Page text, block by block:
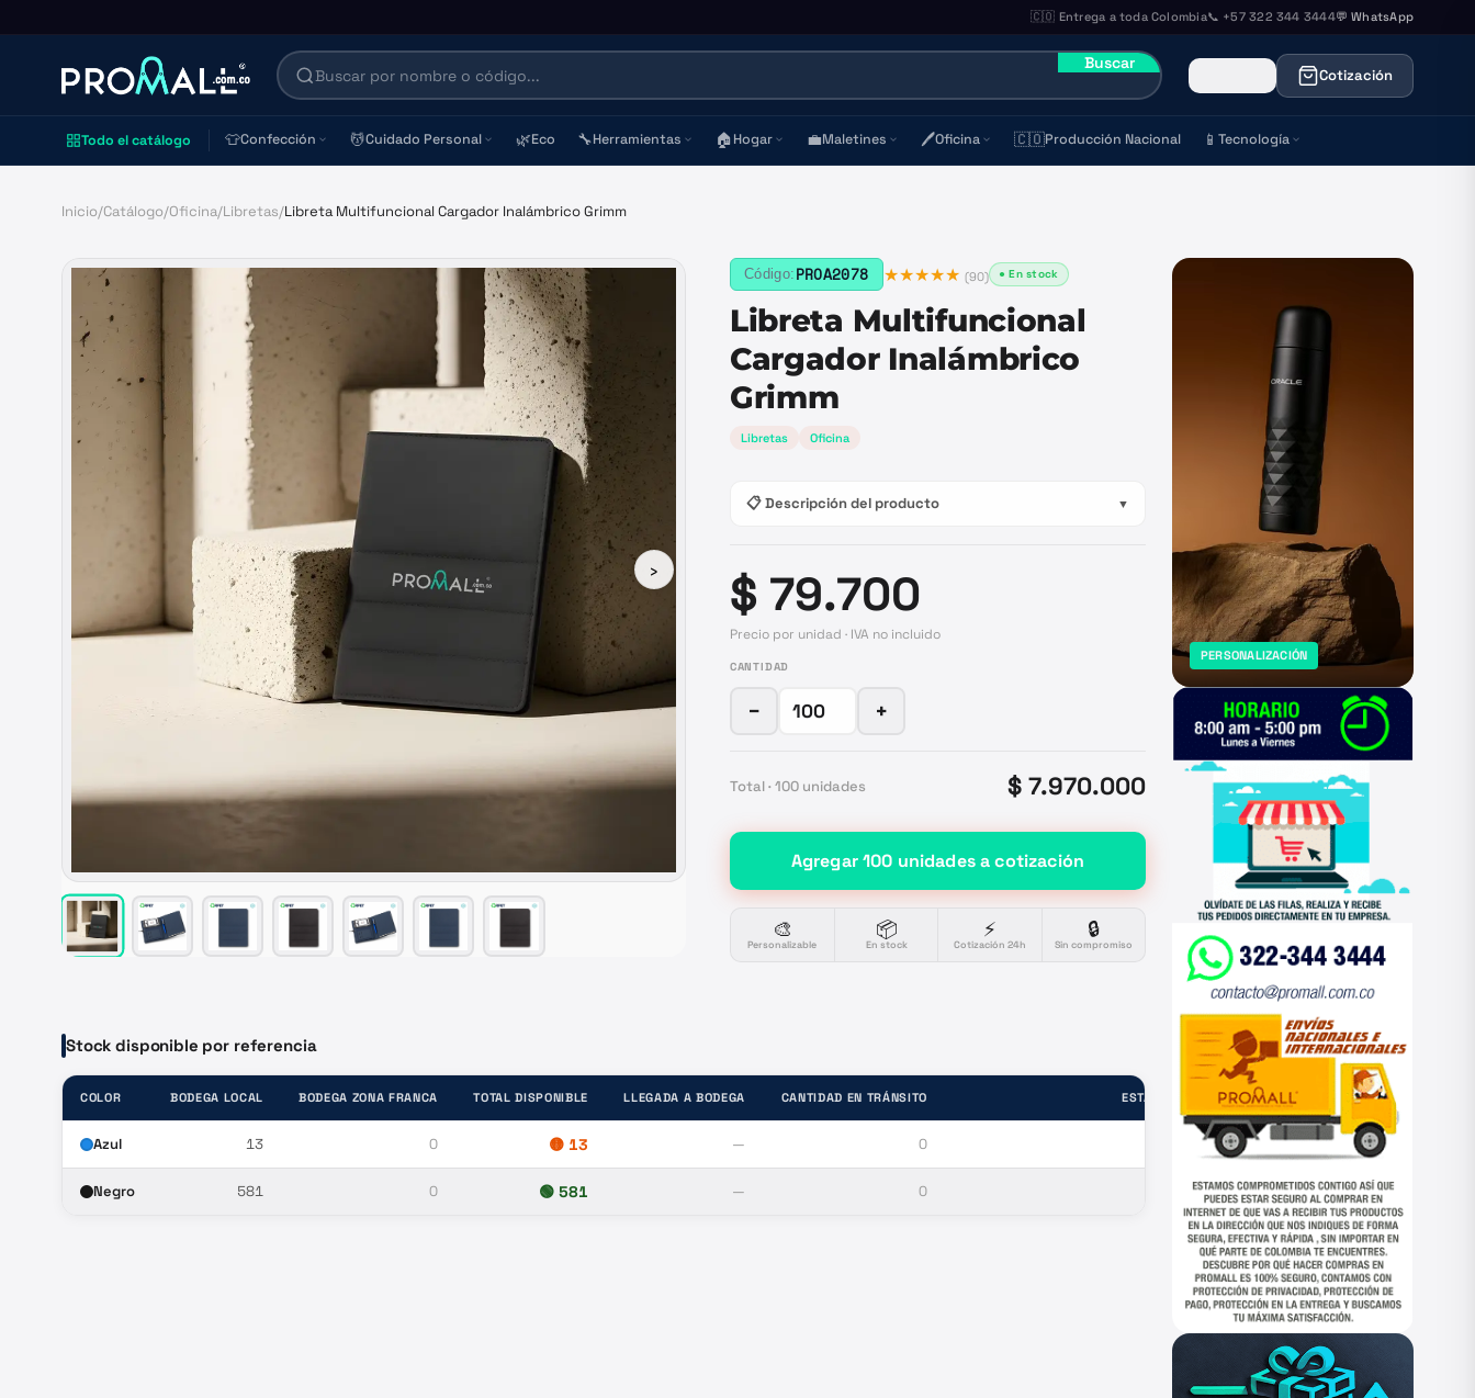
🇨🇴 Entrega a toda Colombia📞 +57 322 344 3444💬 WhatsApp
Buscar
Cotización
Todo el catálogo 👕Confección 💆Cuidado Personal 🌿Eco 🔧Herramientas 🏠Hogar 💼Maletines 🖊️Oficina 🇨🇴Producción Nacional 📱 Tecnología
Inicio/Catálogo/Oficina/Libretas/Libreta Multifuncional Cargador Inalámbrico Grimm
›
Código: PROA2078 ★★★★★ (90) ● En stock
Libreta Multifuncional
Cargador Inalámbrico
Grimm
Libretas Oficina
📋 Descripción del producto ▼
$ 79.700
Precio por unidad · IVA no incluido
CANTIDAD
− +
Total · 100 unidades $ 7.970.000
Agregar100 unidadesa cotización
🎨
Personalizable
📦
En stock
⚡
Cotización 24h
🔒
Sin compromiso
Stock disponible por referencia
COLOR BODEGA LOCAL BODEGA ZONA FRANCA TOTAL DISPONIBLE LLEGADA A BODEGA CANTIDAD EN TRÁNSITO ESTADO
Azul 13 0 🟡 13 — 0
Negro 581 0 🟢 581 — 0
PERSONALIZACIÓN